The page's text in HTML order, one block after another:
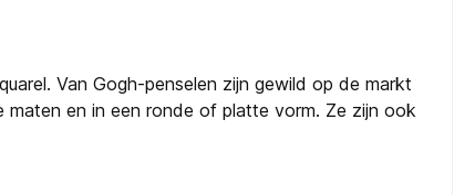
Van Gogh-penselen zijn gewild op de markt
maten en in een ronde of platte vorm. Ze zijn ook